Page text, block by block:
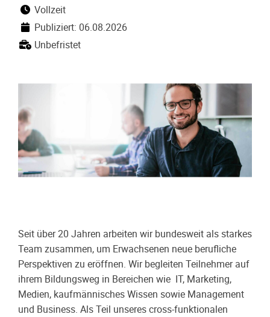
Vollzeit
Publiziert: 06.08.2026
Unbefristet
Seit über 20 Jahren arbeiten wir bundesweit als starkes
Team zusammen, um Erwachsenen neue berufliche
Perspektiven zu eröffnen. Wir begleiten Teilnehmer auf
ihrem Bildungsweg in Bereichen wie IT, Marketing,
Medien, kaufmännisches Wissen sowie Management
und Business. Als Teil unseres cross-funktionalen